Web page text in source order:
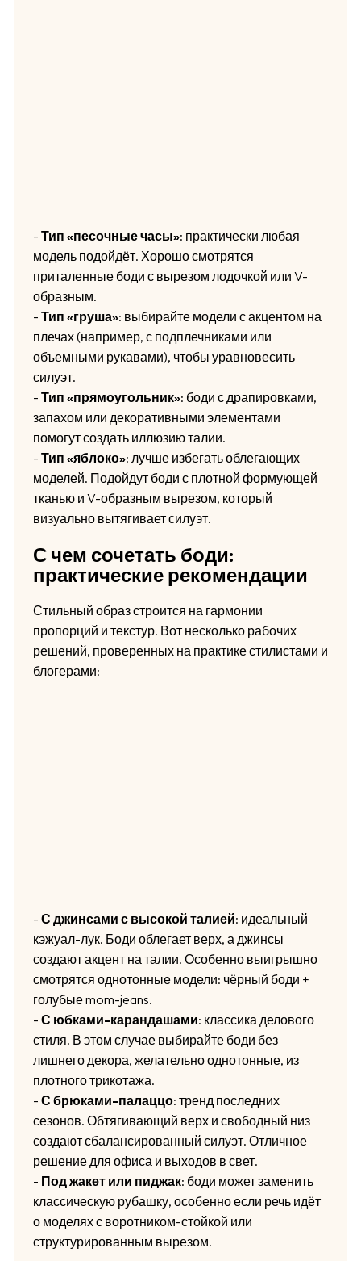
- Тип «песочные часы»: практически любая
модель подойдёт. Хорошо смотрятся
приталенные боди с вырезом лодочкой или V-
образным.
- Тип «груша»: выбирайте модели с акцентом на
плечах (например, с подплечниками или
объемными рукавами), чтобы уравновесить
силуэт.
- Тип «прямоугольник»: боди с драпировками,
запахом или декоративными элементами
помогут создать иллюзию талии.
- Тип «яблоко»: лучше избегать облегающих
моделей. Подойдут боди с плотной формующей
тканью и V-образным вырезом, который
визуально вытягивает силуэт.
С чем сочетать боди:
практические рекомендации
Стильный образ строится на гармонии
пропорций и текстур. Вот несколько рабочих
решений, проверенных на практике стилистами и
блогерами:
- С джинсами с высокой талией: идеальный
кэжуал-лук. Боди облегает верх, а джинсы
создают акцент на талии. Особенно выигрышно
смотрятся однотонные модели: чёрный боди +
голубые mom-jeans.
- С юбками-карандашами: классика делового
стиля. В этом случае выбирайте боди без
лишнего декора, желательно однотонные, из
плотного трикотажа.
- С брюками-палаццо: тренд последних
сезонов. Обтягивающий верх и свободный низ
создают сбалансированный силуэт. Отличное
решение для офиса и выходов в свет.
- Под жакет или пиджак: боди может заменить
классическую рубашку, особенно если речь идёт
о моделях с воротником-стойкой или
структурированным вырезом.